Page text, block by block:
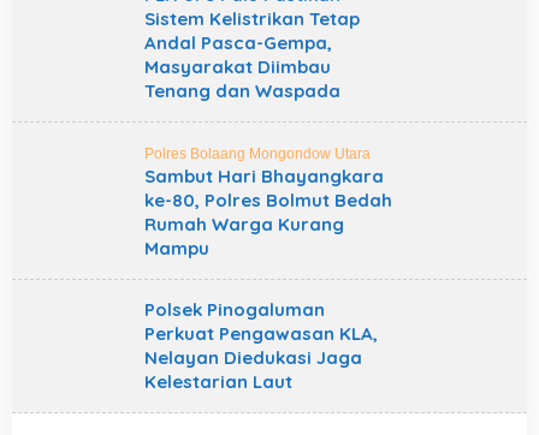
Sistem Kelistrikan Tetap
Andal Pasca-Gempa,
Masyarakat Diimbau
Tenang dan Waspada
Polres Bolaang Mongondow Utara
Sambut Hari Bhayangkara
ke-80, Polres Bolmut Bedah
Rumah Warga Kurang
Mampu
Polsek Pinogaluman
Perkuat Pengawasan KLA,
Nelayan Diedukasi Jaga
Kelestarian Laut